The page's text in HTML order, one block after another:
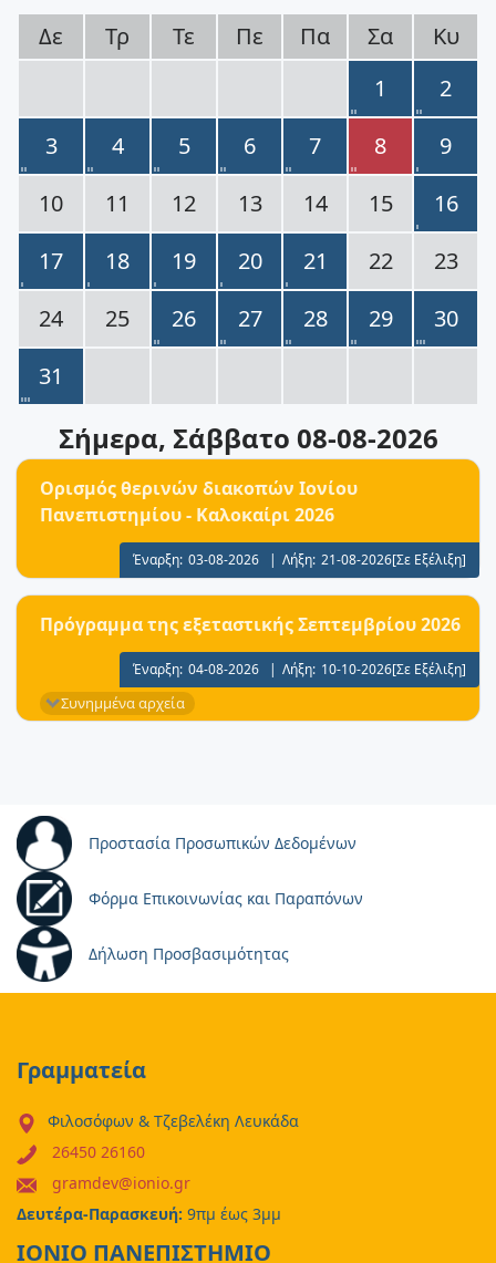
Δε Τρ Τε Πε Πα Σα
Κυ
1
2
3
4 5 6 7 8
9
10
11 12 13 14 15
16
17
18 19 20 21 22
23
24
25 26 27 28 29
30
31
Σήμερα, Σάββατο 08-08-2026
Ορισμός θερινών διακοπών Ιονίου
Πανεπιστημίου - Καλοκαίρι 2026
Έναρξη: 03-08-2026 | Λήξη: 21-08-2026[Σε Εξέλιξη]
Πρόγραμμα της εξεταστικής Σεπτεμβρίου 2026
Έναρξη: 04-08-2026 | Λήξη: 10-10-2026[Σε Εξέλιξη]
Συνημμένα αρχεία
Προστασία Προσωπικών Δεδομένων
Φόρμα Επικοινωνίας και Παραπόνων
Δήλωση Προσβασιμότητας
Γραμματεία
Φιλοσόφων & Τζεβελέκη Λευκάδα
26450 26160
gramdev@ionio.gr
Δευτέρα-Παρασκευή: 9πμ έως 3μμ
ΙΟΝΙΟ ΠΑΝΕΠΙΣΤΗΜΙΟ